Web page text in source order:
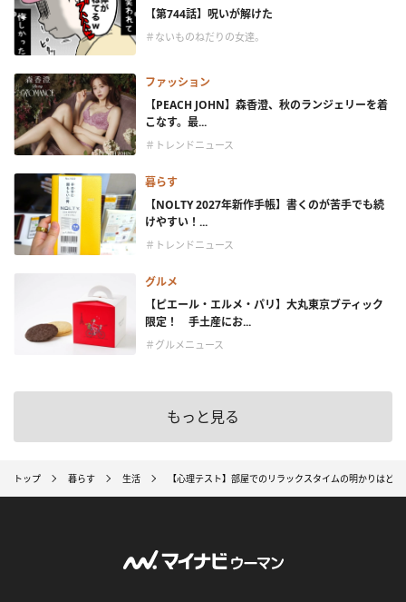
【第744話】呪いが解けた
＃ないものねだりの女達。
ファッション
【PEACH JOHN】森香澄、秋のランジェリーを着
こなす。最...
＃トレンドニュース
暮らす
【NOLTY 2027年新作手帳】書くのが苦手でも続
けやすい！...
＃トレンドニュース
グルメ
【ピエール・エルメ・パリ】大丸東京ブティック
限定！ 手土産にお...
＃グルメニュース
もっと見る
トップ 暮らす 生活 【心理テスト】部屋でのリラックスタイムの明かりは